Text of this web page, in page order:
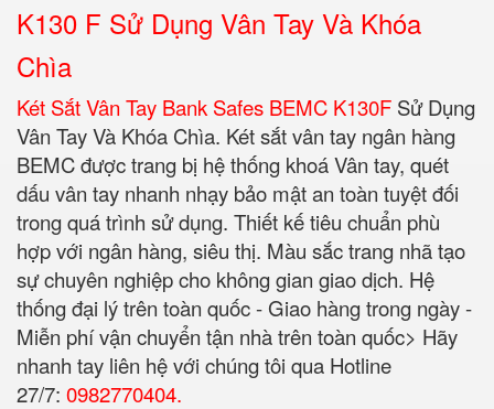
K130 F Sử Dụng Vân Tay Và Khóa
Chìa
Két Sắt Vân Tay Bank Safes BEMC K130F Sử Dụng
Vân Tay Và Khóa Chìa. Két sắt vân tay ngân hàng
BEMC được trang bị hệ thống khoá Vân tay, quét
dấu vân tay nhanh nhạy bảo mật an toàn tuyệt đối
trong quá trình sử dụng. Thiết kế tiêu chuẩn phù
hợp với ngân hàng, siêu thị. Màu sắc trang nhã tạo
sự chuyên nghiệp cho không gian giao dịch. Hệ
thống đại lý trên toàn quốc - Giao hàng trong ngày -
Miễn phí vận chuyển tận nhà trên toàn quốc> Hãy
nhanh tay liên hệ với chúng tôi qua Hotline
27/7: 0982770404.